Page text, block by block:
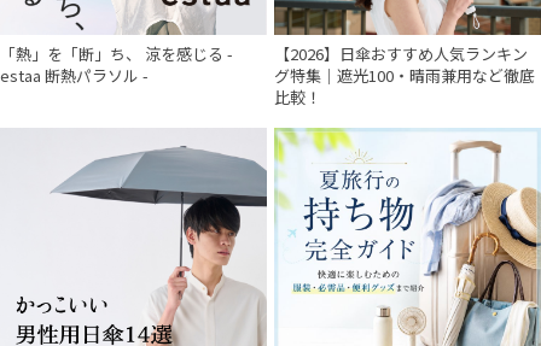
「熱」を「断」ち、 涼を感じる -
estaa 断熱パラソル -
【2026】日傘おすすめ人気ランキン
グ特集｜遮光100・晴雨兼用など徹底
比較！